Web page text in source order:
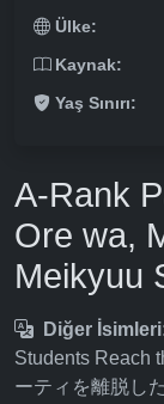
Ülke:
Kaynak:
Yaş Sınırı:
A-Rank
Ore wa,
Meikyuu
Diğer
Students Reach
ーティを離脱し